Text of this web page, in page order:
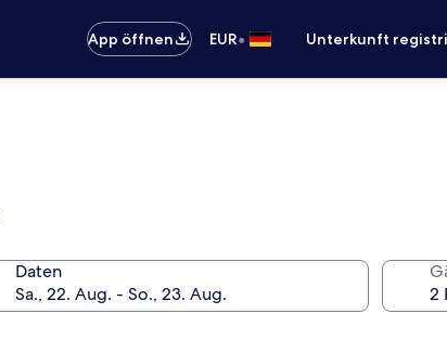
App öffnen
EUR• Unterkunft
Daten